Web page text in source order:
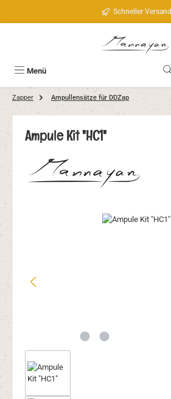
Schneller Versand
Menü
Zapper Ampullensätze für DDZap
Ampule Kit "HC1"
Bildergalerie überspringen